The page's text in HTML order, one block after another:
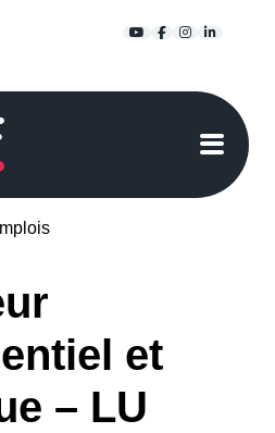
YouTube
Facebook
et
– LU